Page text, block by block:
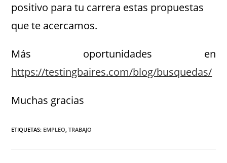
positivo para tu carrera estas propuestas
que te acercamos.
Más oportunidades en
https://testingbaires.com/blog/busquedas/
Muchas gracias
ETIQUETAS: EMPLEO, TRABAJO